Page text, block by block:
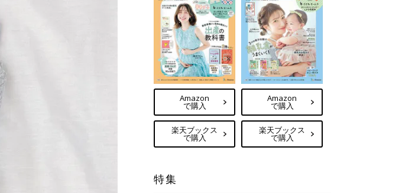
Amazon
で購入
楽天ブックス
で購入
Amazon
で購入
楽天ブックス
で購入
特集